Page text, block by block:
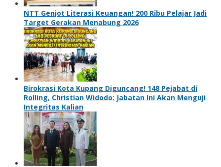
NTT Genjot Literasi Keuangan! 200 Ribu Pelajar Jadi
Target Gerakan Menabung 2026
Birokrasi Kota Kupang Diguncang! 148 Pejabat di
Rolling, Christian Widodo: Jabatan Ini Akan Menguji
Integritas Kalian